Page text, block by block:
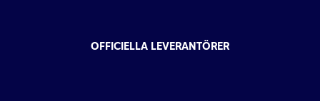
OFFICIELLA LEVERANTÖRER